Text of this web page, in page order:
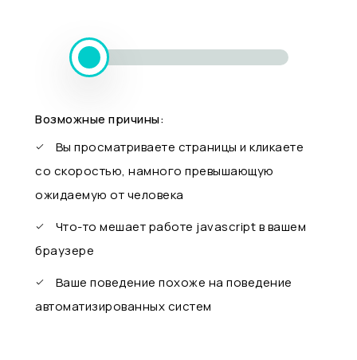
Возможные причины:
Вы просматриваете страницы и кликаете
со скоростью, намного превышающую
ожидаемую от человека
Что-то мешает работе javascript в вашем
браузере
Ваше поведение похоже на поведение
автоматизированных систем